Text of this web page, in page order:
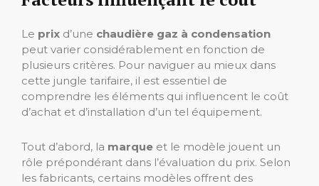
Le prix d’une chaudière gaz à condensation
peut varier considérablement en fonction de
plusieurs critères. Pour naviguer au mieux dans
cette jungle tarifaire, il est essentiel de
comprendre les éléments qui influencent le coût
d’achat et d’installation d’un tel équipement.
Tout d’abord, la marque et le modèle jouent un
rôle prépondérant dans l’évaluation du prix. Selon
les fabricants, certains modèles offrent des